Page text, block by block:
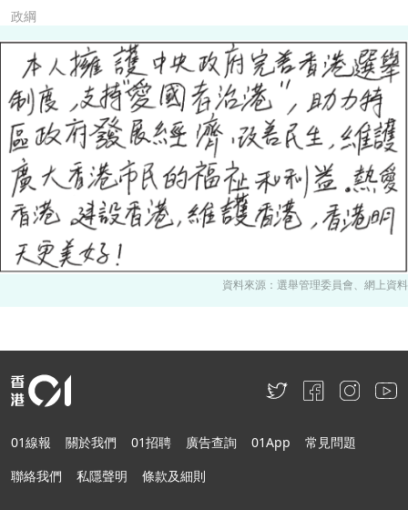
政綱
資料來源：選舉管理委員會、網上資料
01線報 關於我們 01招聘 廣告查詢 01App
常見問題
聯絡我們
私隱聲明 條款及細則